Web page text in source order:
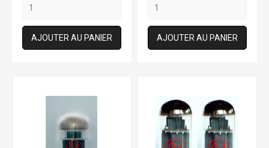
AJOUTER AU PANIER AJOUTER AU PANIER